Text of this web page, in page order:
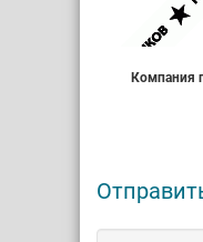
Компания